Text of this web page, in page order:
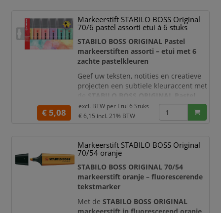
direct in het oog en helpt u belangrijke
informatie snel terug te vinden.
Fluorescerend
Markeerstift STABILO BOSS Original
70/6 pastel assorti etui à 6 stuks
STABILO BOSS ORIGINAL Pastel
markeerstiften assorti – etui met 6
zachte pastelkleuren
Geef uw teksten, notities en creatieve
projecten een subtiele kleuraccent met
STABILO BOSS ORIGINAL Pastel
markeerstiften . Dit etui bevat zes
stijlvolle pastelkleuren:
vleugje
en lila blush. De zachte tinten laten
belangrijke informatie duidelijk
opvallen zonder de pagina te
overheersen.
€ 5,08
excl. BTW per Etui 6 Stuks
€ 6,15 incl. 21% BTW
Markeerstift STABILO BOSS Original
70/54 oranje
STABILO BOSS ORIGINAL 70/54
markeerstift oranje – fluorescerende
tekstmarker
Met deSTABILO BOSS ORIGINAL